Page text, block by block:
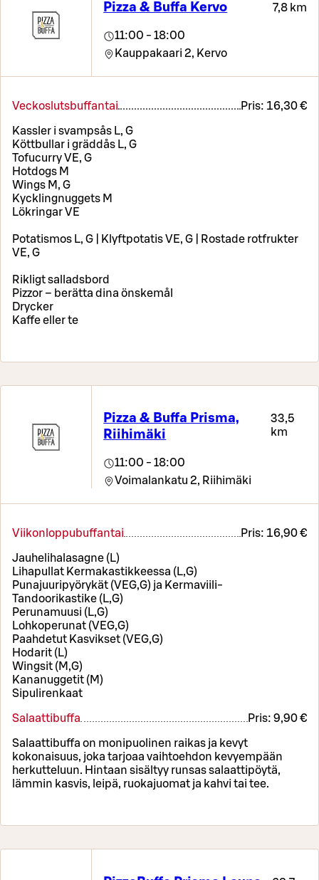
Pizza & Buffa Kervo 7,8 km
11:00 - 18:00
Kauppakaari 2, Kervo
Veckoslutsbuffantai Pris: 16,30 €
Kassler i svampsås L, G
Köttbullar i gräddås L, G
Tofucurry VE, G
Hotdogs M
Wings M, G
Kycklingnuggets M
Lökringar VE
Potatismos L, G | Klyftpotatis VE, G | Rostade rotfrukter
VE, G
Rikligt salladsbord
Pizzor – berätta dina önskemål
Drycker
Kaffe eller te
Pizza & Buffa Prisma,
Riihimäki
33,5
km
11:00 - 18:00
Voimalankatu 2, Riihimäki
Viikonloppubuffantai Pris: 16,90 €
Jauhelihalasagne (L)
Lihapullat Kermakastikkeessa (L,G)
Punajuuripyörykät (VEG,G) ja Kermaviili-
Tandoorikastike (L,G)
Perunamuusi (L,G)
Lohkoperunat (VEG,G)
Paahdetut Kasvikset (VEG,G)
Hodarit (L)
Wingsit (M,G)
Kananuggetit (M)
Sipulirenkaat
Salaattibuffa Pris: 9,90 €
Salaattibuffa on monipuolinen raikas ja kevyt
kokonaisuus, joka tarjoaa vaihtoehdon kevyempään
herkutteluun. Hintaan sisältyy runsas salaattipöytä,
lämmin kasvis, leipä, ruokajuomat ja kahvi tai tee.